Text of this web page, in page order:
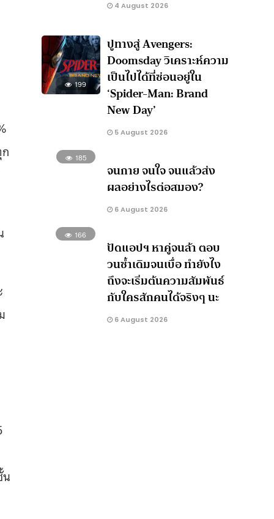
น
4 August 2026
199
ปูทางสู่ Avengers:
Doomsday วิเคราะห์ความ
เป็นไปได้ที่ซ่อนอยู่ใน
‘Spider-Man: Brand
New Day’
5 August 2026
185
จนกาย จนใจ จนแล้วส่ง
ผลอย่างไรต่อสมอง?
6 August 2026
166
ปัดแอปฯ หาคู่จนล้า ตอบ
วนซ้ำเดิมจนเบื่อ ทำยังไง
ถึงจะเริ่มต้นความสัมพันธ์
กับใครสักคนได้จริงๆ นะ
6 August 2026